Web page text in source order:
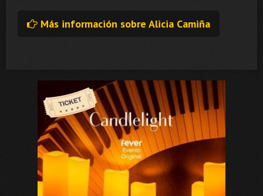
Más información sobre Alicia Camiña